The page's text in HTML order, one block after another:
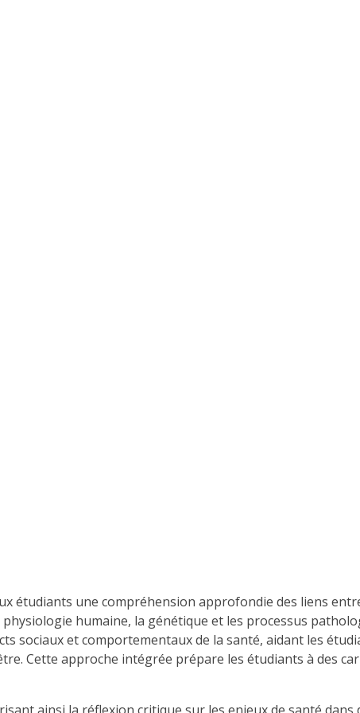
étudiants une compréhension approfondie des liens
humaine, la génétique et les processus
sociaux et comportementaux de la santé, aidant les
Cette approche intégrée prépare les étudiants à des